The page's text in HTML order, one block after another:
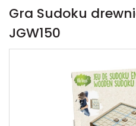
Gra Sudoku
JGW150